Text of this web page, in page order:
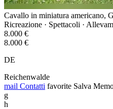
Cavallo in miniatura americano,
Ricreazione · Spettacoli ·
8.000 €
8.000 €
DE
Reichenwalde
mail Contatti favorite Salva
g
h